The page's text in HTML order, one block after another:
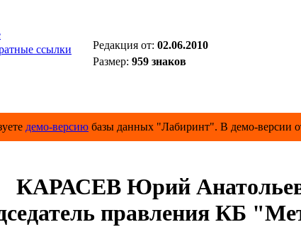
ссылки
Редакция от: 02.06.2010
Размер: 959 знаков
демо-версию базы данных "Лабиринт". В демо-версии
КАРАСЕВ Юрий
правления КБ